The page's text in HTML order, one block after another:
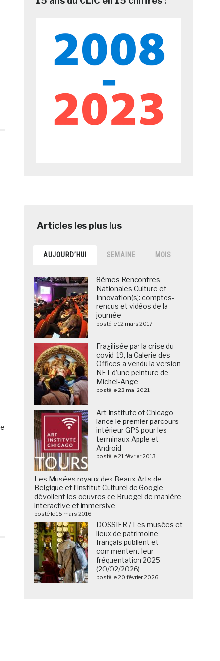
AUJOURD’HUI SEMAINE MOIS
8èmes Rencontres
Nationales Culture et
Innovation(s): comptes-
rendus et vidéos de la
journée
posté le 12 mars 2017
Fragilisée par la crise du
covid-19, la Galerie des
Offices a vendu la version
NFT d’une peinture de
Michel-Ange
posté le 23 mai 2021
Art Institute of Chicago
lance le premier parcours
intérieur GPS pour les
terminaux Apple et
Android
posté le 21 février 2013
Les Musées royaux des Beaux-Arts de
Belgique et l’Institut Culturel de Google
dévoilent les oeuvres de Bruegel de manière
interactive et immersive
posté le 15 mars 2016
DOSSIER / Les musées et
lieux de patrimoine
français publient et
commentent leur
fréquentation 2025
(20/02/2026)
posté le 20 février 2026